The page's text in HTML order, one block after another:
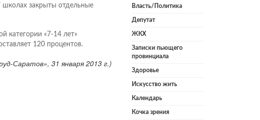
закрыты отдельные
категории «7-14 лет»
120 процентов.
Саратов», 31 января 2013 г.)
Власть/Политика
Депутат
ЖКХ
Записки пьющего
провинциала
Здоровье
Искусство жить
Календарь
Кочка зрения